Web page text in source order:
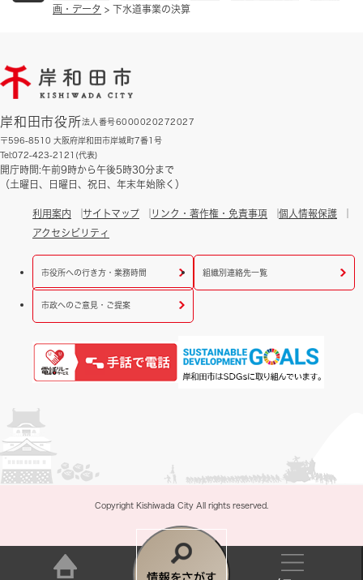
画・データ > 下水道事業の決算
岸和田市役所法人番号6000020272027
〒596-8510 大阪府岸和田市岸城町7番1号
Tel:072-423-2121(代表)
開庁時間:午前9時から午後5時30分まで
（土曜日、日曜日、祝日、年末年始除く）
利用案内 サイトマップ リンク・著作権・免責事項
個人情報保護
アクセシビリティ
市役所への行き方・業務時間 組織別連絡先一覧
市政へのご意見・ご提案
Copyright Kishiwada City All rights reserved.